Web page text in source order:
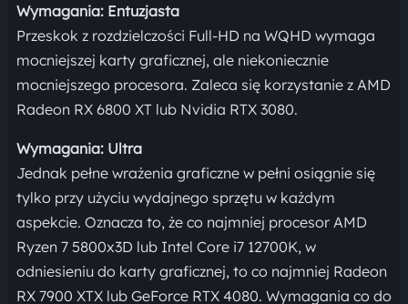
Wymagania: Entuzjasta
Przeskok z rozdzielczości Full-HD na WQHD wymaga
mocniejszej karty graficznej, ale niekoniecznie
mocniejszego procesora. Zaleca się korzystanie z AMD
Radeon RX 6800 XT lub Nvidia RTX 3080.
Wymagania: Ultra
Jednak pełne wrażenia graficzne w pełni osiągnie się
tylko przy użyciu wydajnego sprzętu w każdym
aspekcie. Oznacza to, że co najmniej procesor AMD
Ryzen 7 5800x3D lub Intel Core i7 12700K, w
odniesieniu do karty graficznej, to co najmniej Radeon
RX 7900 XTX lub GeForce RTX 4080. Wymagania co do